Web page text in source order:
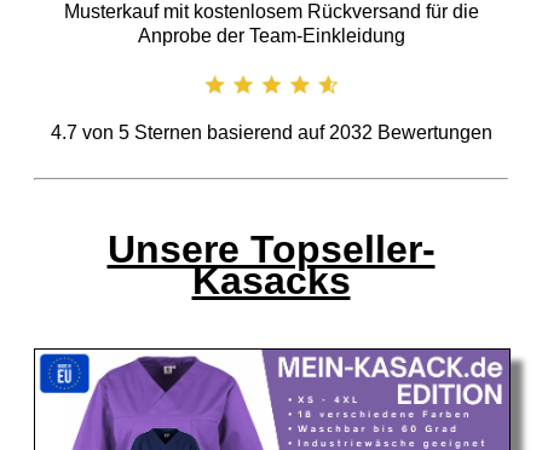
Musterkauf mit kostenlosem Rückversand für die
Anprobe der Team-Einkleidung
4.7von 5Sternen basierend auf 2032 Bewertungen
Unsere Topseller-
Kasacks